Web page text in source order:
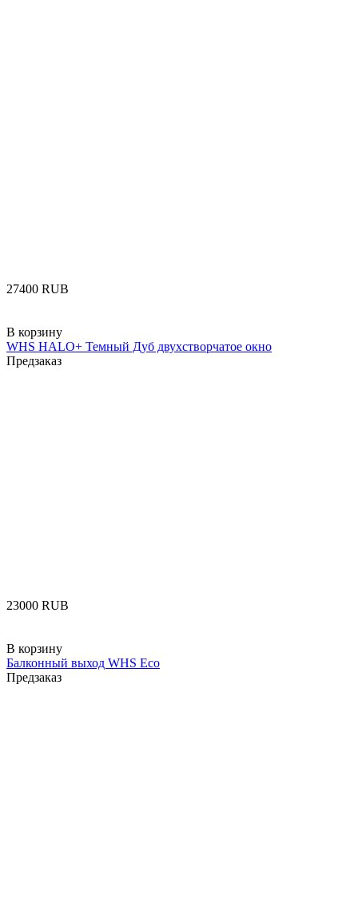
‍27400‍ RUB
В корзину
WHS HALO+ Темный Дуб двухстворчатое окно
Предзаказ
‍23000‍ RUB
В корзину
Балконный выход WHS Eco
Предзаказ